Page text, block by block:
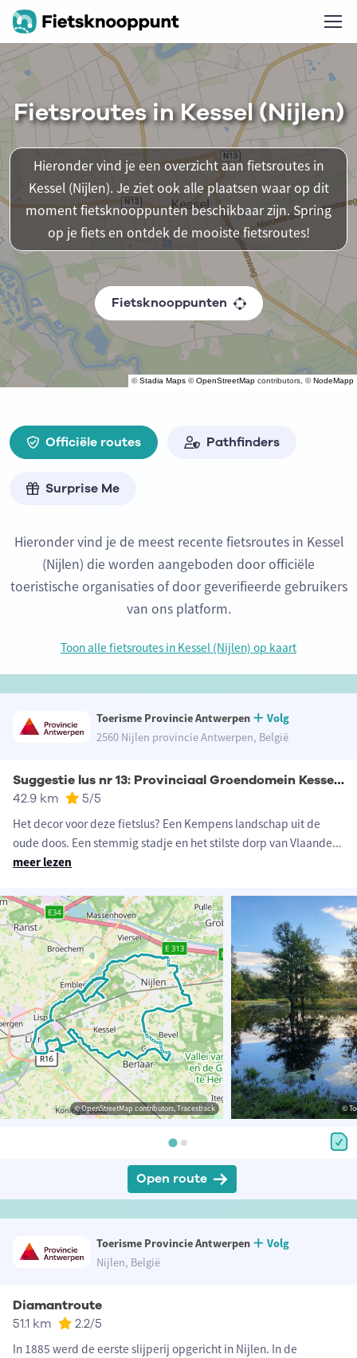
©Stadia Maps ©OpenStreetMap contributors, ©NodeMapp
Fietsroutes in Kessel (Nijlen)
Hieronder vind je een overzicht aan fietsroutes in
Kessel (Nijlen). Je ziet ook alle plaatsen waar op dit
moment fietsknooppunten beschikbaar zijn. Spring
op je fiets en ontdek de mooiste fietsroutes!
Fietsknooppunten
Officiële routes Pathfinders
Surprise Me
Hieronder vind je de meest recente fietsroutes in Kessel
(Nijlen) die worden aangeboden door officiële
toeristische organisaties of door geverifieerde gebruikers
van ons platform.
Toon alle fietsroutes in Kessel (Nijlen) op kaart
Toerisme Provincie Antwerpen
Volg
2560 Nijlen provincie Antwerpen, België
Suggestie lus nr 13: Provinciaal Groendomein Kesselse Heide
42.9 km 5/5
Het decor voor deze fietslus? Een Kempens landschap uit de
oude doos. Een stemmig stadje en het stilste dorp van Vlaande...
meer lezen
© OpenStreetMap contributors, Tracestrack ©
Open route
Toerisme Provincie Antwerpen
Volg
Nijlen, België
Diamantroute
51.1 km 2.2/5
In 1885 werd de eerste slijperij opgericht in Nijlen. In de